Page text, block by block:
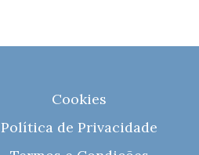
Cookies
Política de Privacidade